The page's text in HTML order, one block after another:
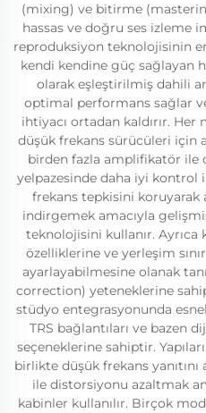
(mixing) ve bitirme
hassas ve doğru ses izleme
reproduksiyon teknolojisinin
kendi kendine güç sağlayan
olarak eşleştirilmiş dahili
optimal performans sağlar
ihtiyacı ortadan kaldırır.
düşük frekans sürücüleri için
birden fazla amplifikatör ile
yelpazesinde daha iyi kontrol
frekans tepkisini koruyarak
indirgemek amacıyla
teknolojisini kullanır. Ayrıca
özelliklerine ve yerleşim
ayarlayabilmesine olanak
correction) yeteneklerine
stüdyo entegrasyonunda
TRS bağlantıları ve bazen
seçeneklerine sahiptir.
birlikte düşük frekans
ile distorsiyonu azaltmak
kabinler kullanılır. Birçok